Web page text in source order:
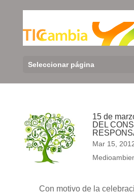
Seleccionar página
15 de
DEL
Mar 15,
Con motivo de la